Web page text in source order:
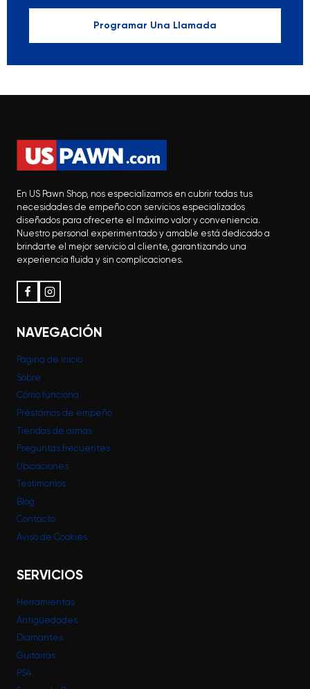
Programar Una Llamada
En US Pawn Shop, nos especializamos en cubrir todas tus
necesidades de empeño con servicios especializados
diseñados para ofrecerte el máximo valor y conveniencia.
Nuestro personal experimentado y amable está dedicado a
brindarte el mejor servicio al cliente, garantizando una
experiencia fluida y sin complicaciones.
NAVEGACIÓN
Página de inicio
Sobre
Cómo funciona
Préstamos de empeño
Tiendas de armas
Preguntas frecuentes
Ubicaciones
Testimonios
Blog
Contacto
Aviso de Cookies
SERVICIOS
Herramientas
Antigüedades
Diamantes
Guitarras
PS4